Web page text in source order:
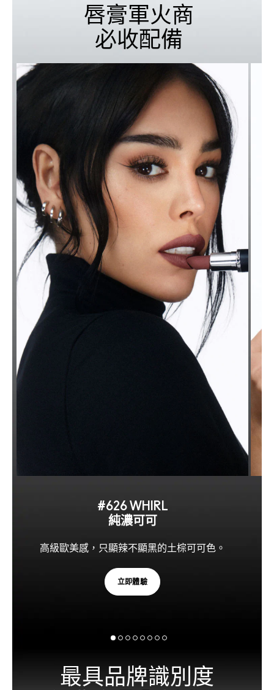
唇膏軍火商
必收配備
#626 WHIRL
純濃可可
高級歐美感，只顯辣不顯黑的土棕可可色。
立即體驗
最具品牌識別度